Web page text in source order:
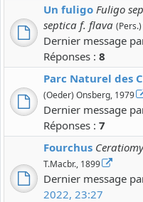
Un fuligo Fuligo
septica f. flava
Dernier message
Réponses : 8
Parc Naturel des
(Oeder) Onsberg, 1979
Dernier message
Réponses : 7
Fourchus
T.Macbr., 1899
Dernier message
2022, 23:27